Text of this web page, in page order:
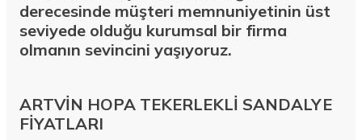
derecesinde müşteri memnuniyetinin üst
seviyede olduğu kurumsal bir firma
olmanın sevincini yaşıyoruz.
ARTVİN HOPA TEKERLEKLİ SANDALYE
FİYATLARI